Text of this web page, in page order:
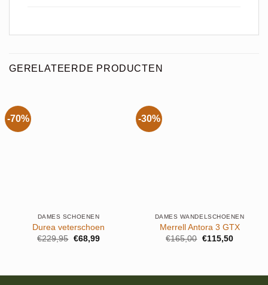
GERELATEERDE PRODUCTEN
-70%
DAMES SCHOENEN
Durea veterschoen
€229,95 Oorspronkelijke
€68,99Huidige
-30%
DAMES WANDELSCHOENEN
Merrell Antora 3 GTX
€165,00 Oorspronkelijke
€115,50Huidige